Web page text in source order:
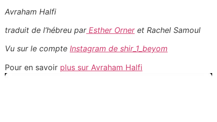
Avraham Halfi
traduit de l’hébreu parEsther Orneret Rachel Samoul
Vu sur le compte Instagram de shir_1_beyom
Pour en savoir plus sur Avraham Halfi